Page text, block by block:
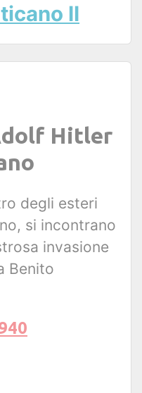
II
Hitler
degli esteri
si incontrano
invasione
Benito